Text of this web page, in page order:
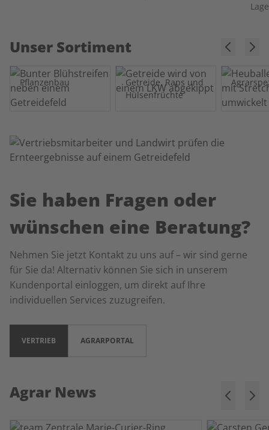
Unser Sortiment
Pflanzenbau
Getreide, Raps und
Hülsenfrüchte
Sie haben Fragen oder
wünschen eine Beratung?
Nehmen Sie jetzt Kontakt zu uns auf – wir sind gerne
für Sie da! Alternativ können Sie sich in unserem
Kundenportal einloggen, um direkt auf Ihre
individuellen Services zuzugreifen.
VERTRIEB AGRARPORTAL
Agrar News